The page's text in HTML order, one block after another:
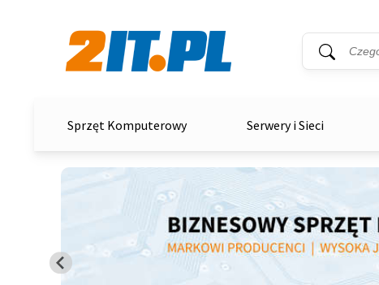
Wyszukiwarka
Słowo kluczowe
Sprzęt Komputerowy Serwery i Sieci